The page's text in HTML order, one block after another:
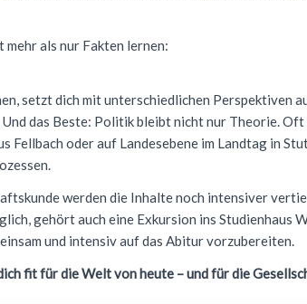
als nur Fakten lernen:
setzt dich mit unterschiedlichen Perspektiven
das Beste: Politik bleibt nicht nur Theorie.
Fellbach oder auf Landesebene im Landtag in
werden die Inhalte noch intensiver
gehört auch eine Exkursion ins Studienhaus
und intensiv auf das Abitur vorzubereiten.
fit für die Welt von heute – und für die